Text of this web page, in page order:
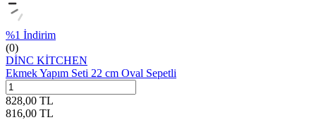
%1 İndirim
(0)
DİNC KİTCHEN
Ekmek Yapım Seti 22 cm Oval Sepetli
828,00 TL
816,00 TL